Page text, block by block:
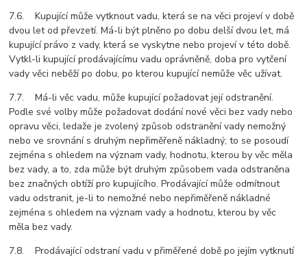
7.6. Kupující může vytknout vadu, která se na věci projeví v době
dvou let od převzetí. Má-li být plněno po dobu delší dvou let, má
kupující právo z vady, která se vyskytne nebo projeví v této době.
Vytkl-li kupující prodávajícímu vadu oprávněně, doba pro vytčení
vady věci neběží po dobu, po kterou kupující nemůže věc užívat.
7.7. Má-li věc vadu, může kupující požadovat její odstranění.
Podle své volby může požadovat dodání nové věci bez vady nebo
opravu věci, ledaže je zvolený způsob odstranění vady nemožný
nebo ve srovnání s druhým nepřiměřeně nákladný; to se posoudí
zejména s ohledem na význam vady, hodnotu, kterou by věc měla
bez vady, a to, zda může být druhým způsobem vada odstraněna
bez značných obtíží pro kupujícího. Prodávající může odmítnout
vadu odstranit, je-li to nemožné nebo nepřiměřeně nákladné
zejména s ohledem na význam vady a hodnotu, kterou by věc
měla bez vady.
7.8. Prodávající odstraní vadu v přiměřené době po jejím vytknutí